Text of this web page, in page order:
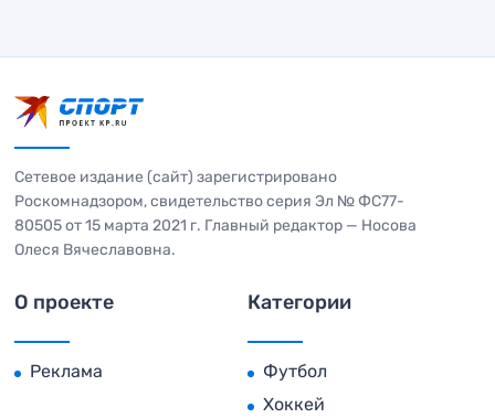
Сетевое издание (сайт) зарегистрировано
Роскомнадзором, свидетельство серия Эл № ФС77-
80505 от 15 марта 2021 г. Главный редактор — Носова
Олеся Вячеславовна.
О проекте
Реклама
Категории
Футбол
Хоккей